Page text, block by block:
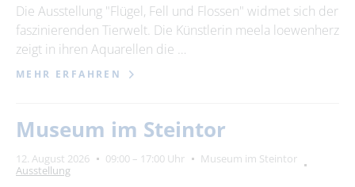
Die Ausstellung "Flügel, Fell und Flossen" widmet sich der
faszinierenden Tierwelt. Die Künstlerin meela loewenherz
zeigt in ihren Aquarellen die …
MEHR ERFAHREN
Museum im Steintor
12. August 2026 09:00 – 17:00 Uhr
Museum im Steintor
Ausstellung